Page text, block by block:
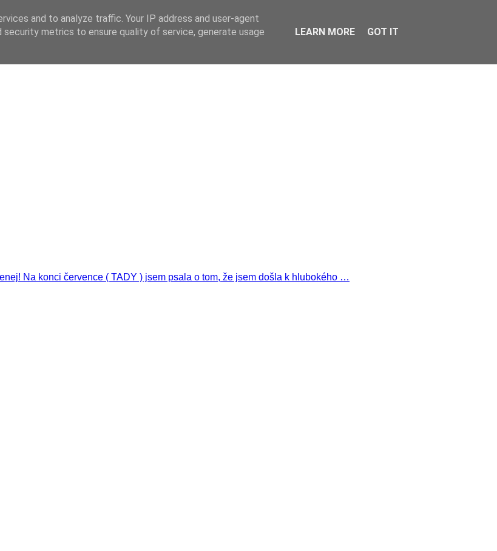
Na konci července ( TADY ) jsem psala o tom, že jsem došla k hlubokého …
and to analyze traffic. Your IP address and user-agent
metrics to ensure quality of service, generate usage
LEARN MORE GOT IT